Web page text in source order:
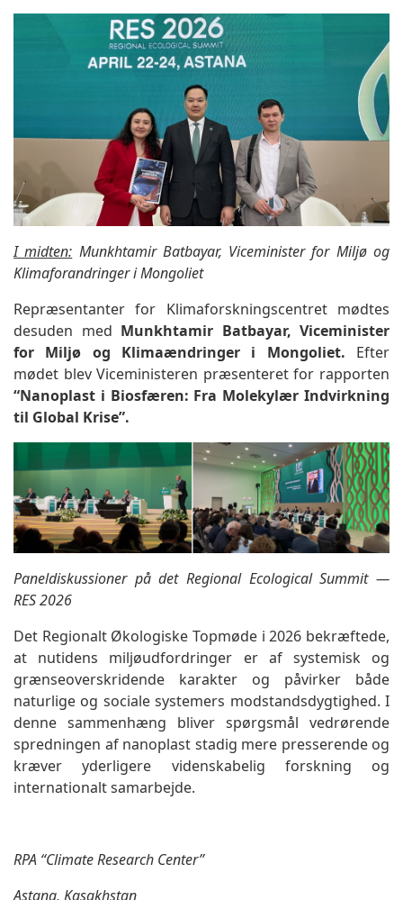
I midten: Munkhtamir Batbayar, Viceminister for Miljø og
Klimaforandringer i Mongoliet
Repræsentanter for Klimaforskningscentret mødtes
desuden med Munkhtamir Batbayar, Viceminister
for Miljø og Klimaændringer i Mongoliet. Efter
mødet blev Viceministeren præsenteret for rapporten
“Nanoplast i Biosfæren: Fra Molekylær Indvirkning
til Global Krise”.
Paneldiskussioner på det Regional Ecological Summit —
RES 2026
Det Regionalt Økologiske Topmøde i 2026 bekræftede,
at nutidens miljøudfordringer er af systemisk og
grænseoverskridende karakter og påvirker både
naturlige og sociale systemers modstandsdygtighed. I
denne sammenhæng bliver spørgsmål vedrørende
spredningen af nanoplast stadig mere presserende og
kræver yderligere videnskabelig forskning og
internationalt samarbejde.
RPA “Climate Research Center”
Astana, Kasakhstan